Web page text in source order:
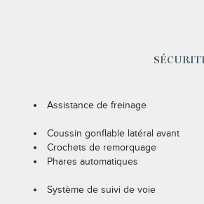
Assistance de freinage
Coussin gonflable latéral avant
Crochets de remorquage
Phares automatiques
Système de suivi de voie